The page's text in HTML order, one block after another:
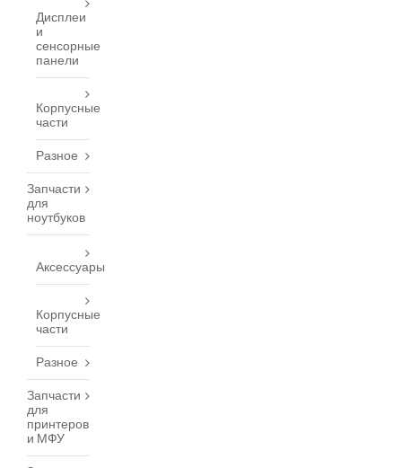
Дисплеи
и
сенсорные
панели
Корпусные
части
Разное
Запчасти
для
ноутбуков
Аксессуары
Корпусные
части
Разное
Запчасти
для
принтеров
и МФУ